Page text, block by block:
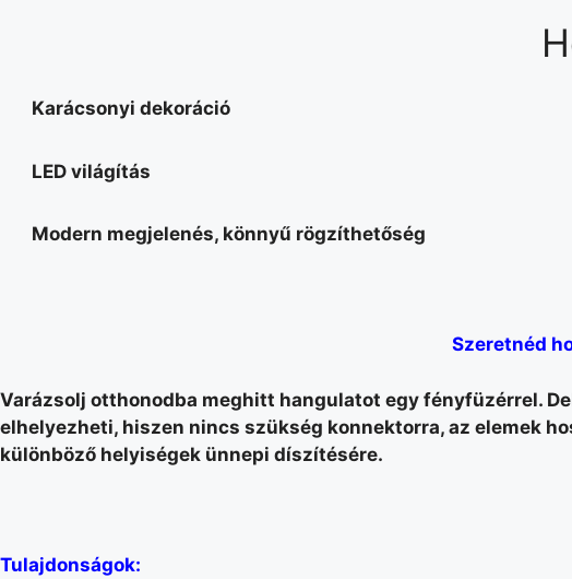
Karácsonyi dekoráció
LED világítás
Modern megjelenés, könnyű rögzíthetőség
Szeretnéd
Varázsolj otthonodba meghitt hangulatot egy fényfüzérrel.
elhelyezheti, hiszen nincs szükség konnektorra, az elemek
különböző helyiségek ünnepi díszítésére.
Tulajdonságok: